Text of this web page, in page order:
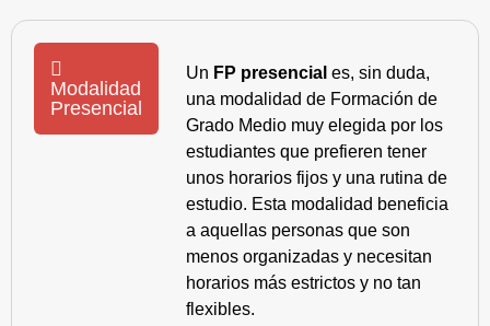
Modalidad
Presencial
Un FP presencial es, sin duda,
una modalidad de Formación de
Grado Medio muy elegida por los
estudiantes que prefieren tener
unos horarios fijos y una rutina de
estudio. Esta modalidad beneficia
a aquellas personas que son
menos organizadas y necesitan
horarios más estrictos y no tan
flexibles.